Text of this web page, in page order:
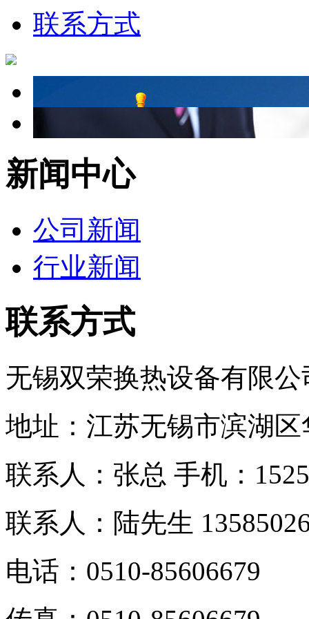
联系方式
新闻中心
公司新闻
行业新闻
联系方式
无锡双荣换热设备有限
地址：江苏无锡市滨湖区
联系人：张总 手机：
联系人： 陆先生
电话：0510-85606679